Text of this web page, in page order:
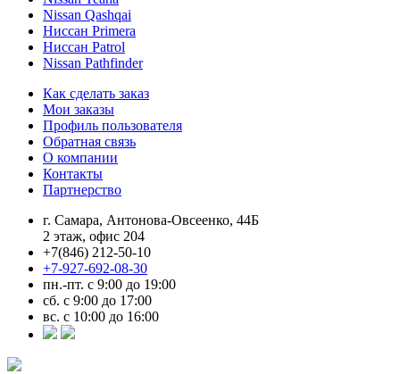
Nissan Qashqai
Ниссан Primera
Ниссан Patrol
Nissan Pathfinder
Как сделать заказ
Мои заказы
Профиль пользователя
Обратная связь
О компании
Контакты
Партнерство
г. Самара, Антонова-Овсеенко, 44Б
2 этаж, офис 204
+7(846) 212-50-10
+7-927-692-08-30
пн.-пт. с 9:00 до 19:00
сб. с 9:00 до 17:00
вс. с 10:00 до 16:00